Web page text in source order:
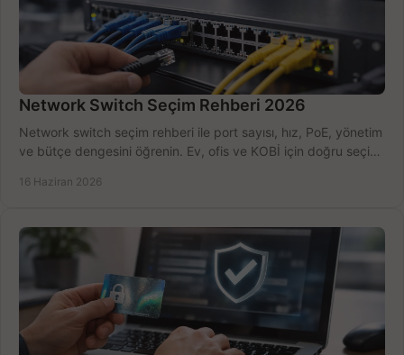
Network Switch Seçim Rehberi 2026
Network switch seçim rehberi ile port sayısı, hız, PoE, yönetim
ve bütçe dengesini öğrenin. Ev, ofis ve KOBİ için doğru seçimi
16 Haziran 2026